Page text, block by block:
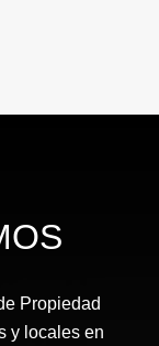
Propiedad
y locales en